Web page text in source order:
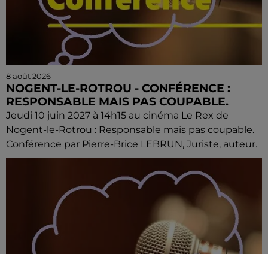
8 août 2026
NOGENT-LE-ROTROU - CONFÉRENCE :
RESPONSABLE MAIS PAS COUPABLE.
Jeudi 10 juin 2027 à 14h15 au cinéma Le Rex de
Nogent-le-Rotrou : Responsable mais pas coupable.
Conférence par Pierre-Brice LEBRUN, Juriste, auteur.